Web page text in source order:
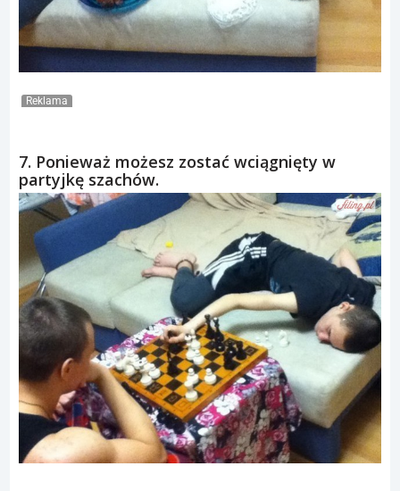
Reklama
7. Ponieważ możesz zostać wciągnięty w
partyjkę szachów.